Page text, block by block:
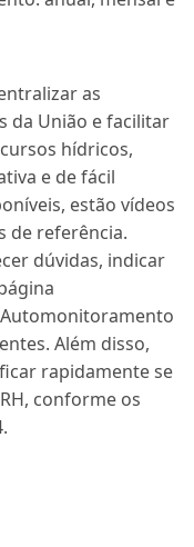
as
da União e facilitar
hídricos,
e de fácil
estão vídeos
de referência.
dúvidas, indicar
Além disso,
rapidamente se
conforme os